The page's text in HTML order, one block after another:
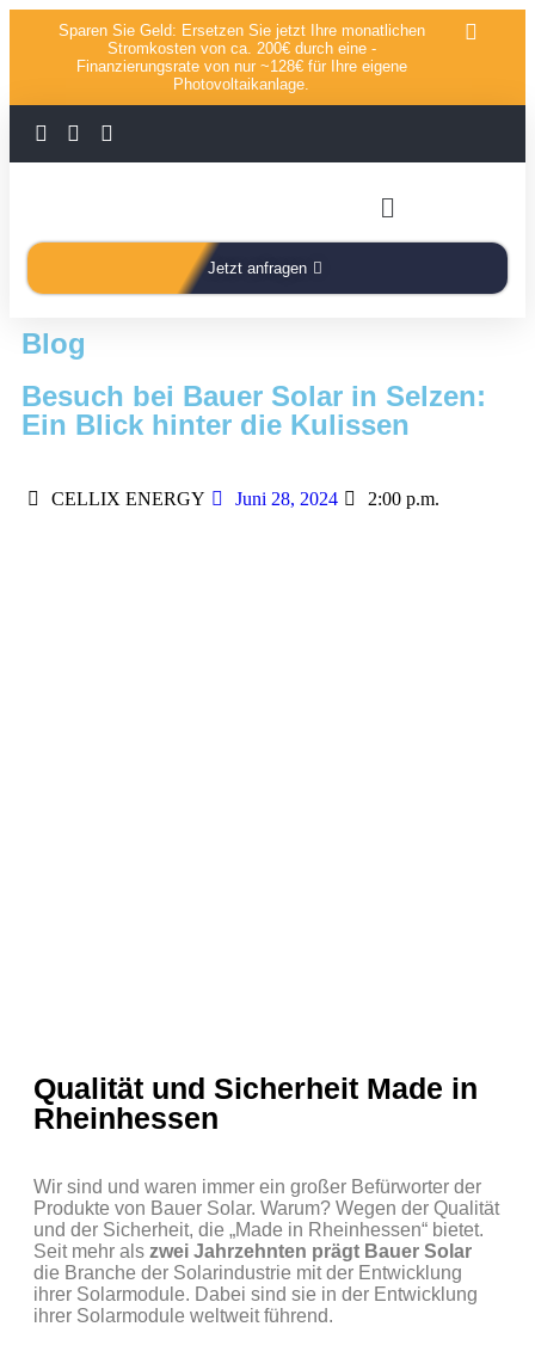
Sparen Sie Geld: Ersetzen Sie jetzt Ihre monatlichen
Stromkosten von ca. 200€ durch eine -
Finanzierungsrate von nur ~128€ für Ihre eigene
Photovoltaikanlage.
Jetzt anfragen
Blog
Besuch bei Bauer Solar in Selzen:
Ein Blick hinter die Kulissen
CELLIX ENERGY Juni 28, 2024 2:00 p.m.
Qualität und Sicherheit Made in
Rheinhessen
Wir sind und waren immer ein großer Befürworter der
Produkte von Bauer Solar. Warum? Wegen der Qualität
und der Sicherheit, die „Made in Rheinhessen“ bietet.
Seit mehr als zwei Jahrzehnten prägt Bauer Solar
die Branche der Solarindustrie mit der Entwicklung
ihrer Solarmodule. Dabei sind sie in der Entwicklung
ihrer Solarmodule weltweit führend.